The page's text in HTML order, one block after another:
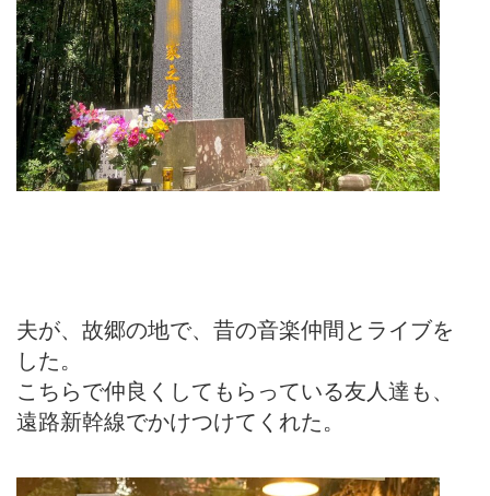
夫が、故郷の地で、昔の音楽仲間とライブを
した。
こちらで仲良くしてもらっている友人達も、
遠路新幹線でかけつけてくれた。